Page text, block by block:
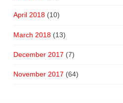
April 2018(10)
March 2018(13)
December 2017 (7)
November 2017 (64)